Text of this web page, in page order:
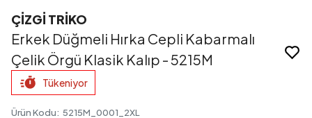
ÇİZGİ TRİKO
Erkek Düğmeli Hırka Cepli Kabarmalı
Çelik Örgü Klasik Kalıp - 5215M
Tükeniyor
Ürün Kodu: 5215M_0001_2XL